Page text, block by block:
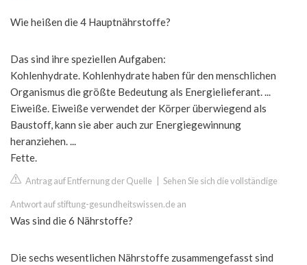
Wie heißen die 4 Hauptnährstoffe?
Das sind ihre speziellen Aufgaben:
Kohlenhydrate. Kohlenhydrate haben für den menschlichen
Organismus die größte Bedeutung als Energielieferant. ...
Eiweiße. Eiweiße verwendet der Körper überwiegend als
Baustoff, kann sie aber auch zur Energiegewinnung
heranziehen. ...
Fette.
Antrag auf Entfernung der Quelle Sehen Sie sich die vollständige
Antwort auf stiftung-gesundheitswissen.de an
Was sind die 6 Nährstoffe?
Die sechs wesentlichen Nährstoffe zusammengefasst sind